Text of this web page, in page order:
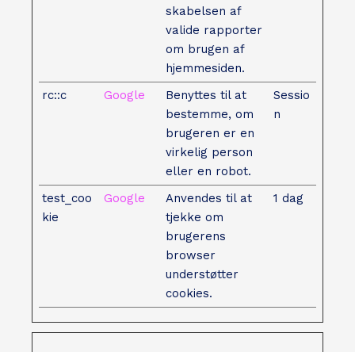
skabelsen af
valide rapporter
om brugen af
hjemmesiden.
rc::c Google
Benyttes til at
bestemme, om
brugeren er en
virkelig person
eller en robot.
Sessio
n
test_coo
kie
Google
Anvendes til at
tjekke om
brugerens
browser
understøtter
cookies.
1 dag